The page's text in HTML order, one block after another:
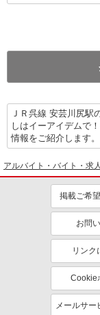
ＪＲ呉線 安芸川尻駅
しはイーアイデムで
情報をご紹介します。
アルバイト・バイト・求
掲載ご希
お問
リンク
Cookie
メールサー